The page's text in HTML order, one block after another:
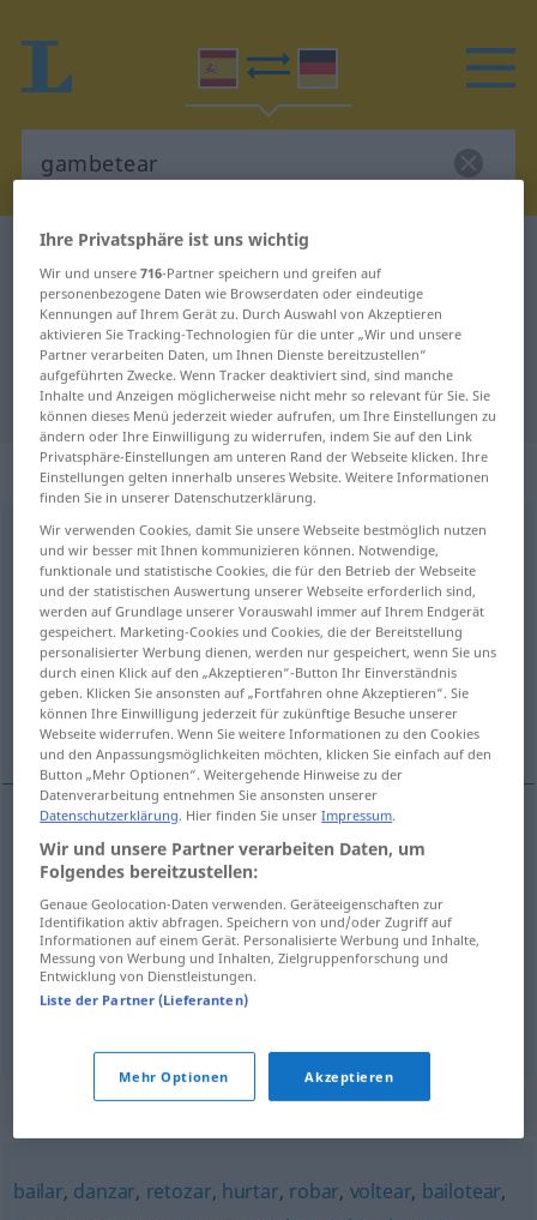
Spanisch-Deutsch Wörterbuch
Spanisch-Deutsch Übersetzung für
"gambetear"
"gambetear" Deutsch Übersetzung
„gambetear“: verbo intransitivo
gambetearv/i
Übersicht aller Übersetzungen
(Für mehr Details die Übersetzung anklicken/antippen)
kurbettieren Kreuzsprünge machen
ausweichen
kurbettieren gambetearequitación
Kreuzsprüngemachen gambetearbaile
Synonyme für "gambetear"
bailar, danzar, retozar, hurtar, robar, voltear, bailotear,
Ihre Privatsphäre ist uns wichtig
Wir und unsere716-Partner speichern und greifen auf
personenbezogene Daten wie Browserdaten oder eindeutige
Kennungen auf Ihrem Gerät zu. Durch Auswahl von Akzeptieren
aktivieren Sie Tracking-Technologien für die unter „Wir und unsere
Partner verarbeiten Daten, um Ihnen Dienste bereitzustellen“
aufgeführten Zwecke. Wenn Tracker deaktiviert sind, sind manche
Inhalte und Anzeigen möglicherweise nicht mehr so relevant für Sie. Sie
können dieses Menü jederzeit wieder aufrufen, um Ihre Einstellungen zu
ändern oder Ihre Einwilligung zu widerrufen, indem Sie auf den Link
Privatsphäre-Einstellungen am unteren Rand der Webseite klicken. Ihre
Einstellungen gelten innerhalb unseres Website. Weitere Informationen
finden Sie in unserer Datenschutzerklärung.
Wir verwenden Cookies, damit Sie unsere Webseite bestmöglich nutzen
und wir besser mit Ihnen kommunizieren können. Notwendige,
funktionale und statistische Cookies, die für den Betrieb der Webseite
und der statistischen Auswertung unserer Webseite erforderlich sind,
werden auf Grundlage unserer Vorauswahl immer auf Ihrem Endgerät
gespeichert. Marketing-Cookies und Cookies, die der Bereitstellung
personalisierter Werbung dienen, werden nur gespeichert, wenn Sie uns
durch einen Klick auf den „Akzeptieren“-Button Ihr Einverständnis
geben. Klicken Sie ansonsten auf „Fortfahren ohne Akzeptieren“. Sie
können Ihre Einwilligung jederzeit für zukünftige Besuche unserer
Webseite widerrufen. Wenn Sie weitere Informationen zu den Cookies
und den Anpassungsmöglichkeiten möchten, klicken Sie einfach auf den
Button „Mehr Optionen“. Weitergehende Hinweise zu der
Datenverarbeitung entnehmen Sie ansonsten unserer
Datenschutzerklärung. Hier finden Sie unserImpressum.
Wir und unsere Partner verarbeiten Daten, um
Folgendes bereitzustellen:
Genaue Geolocation-Daten verwenden. Geräteeigenschaften zur
Identifikation aktiv abfragen. Speichern von und/oder Zugriff auf
Informationen auf einem Gerät. Personalisierte Werbung und Inhalte,
Messung von Werbung und Inhalten, Zielgruppenforschung und
Entwicklung von Dienstleistungen.
Liste der Partner (Lieferanten)
Mehr Optionen Akzeptieren